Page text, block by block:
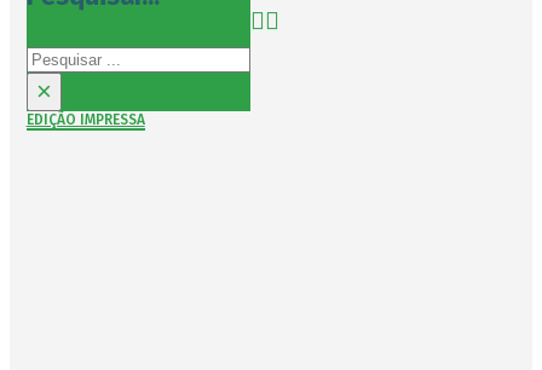
Pesquisar
×
EDIÇÃO IMPRESSA